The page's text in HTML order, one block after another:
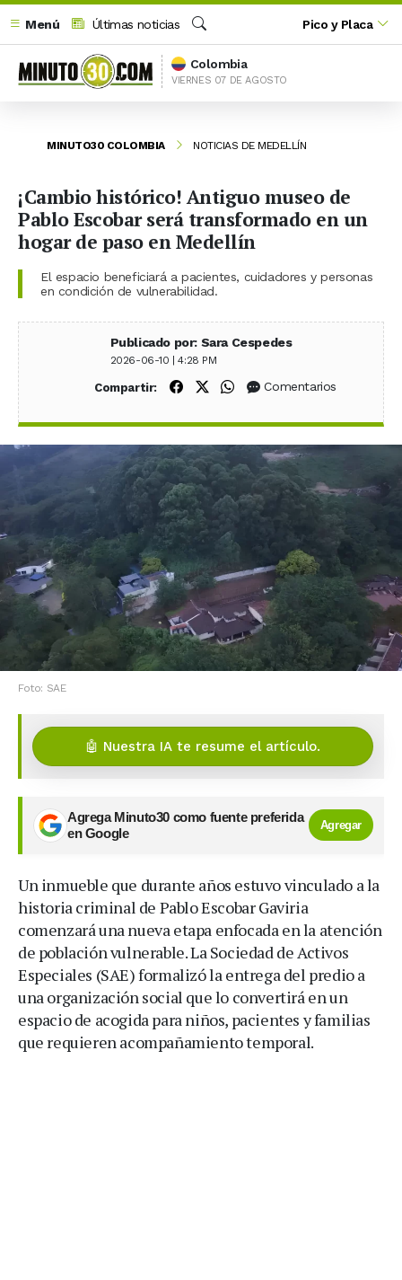
Menú
Últimas noticias
Buscar
Pico y Placa
Colombia
VIERNES 07 DE AGOSTO
MINUTO30 COLOMBIA NOTICIAS DE MEDELLÍN
¡Cambio histórico! Antiguo museo de
Pablo Escobar será transformado en un
hogar de paso en Medellín
El espacio beneficiará a pacientes, cuidadores y personas
en condición de vulnerabilidad.
Publicado por: Sara Cespedes
2026-06-10 | 4:28 PM
Compartir: Compartir en Facebook
Compartir en X (Twitter)
Compartir en WhatsApp
Comentarios
Foto: SAE
🤖 Nuestra IA te resume el artículo.
Agrega Minuto30 como fuente preferida
en Google
Agregar
Un inmueble que durante años estuvo vinculado a la
historia criminal de Pablo Escobar Gaviria
comenzará una nueva etapa enfocada en la atención
de población vulnerable. La Sociedad de Activos
Especiales (SAE) formalizó la entrega del predio a
una organización social que lo convertirá en un
espacio de acogida para niños, pacientes y familias
que requieren acompañamiento temporal.